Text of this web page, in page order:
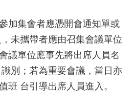
加集會者應憑開會通知單或
未攜帶者應由召集會議單位
議單位應事先將出席人員名
別；若為重要會議，當日亦
班 台引導出席人員進入。